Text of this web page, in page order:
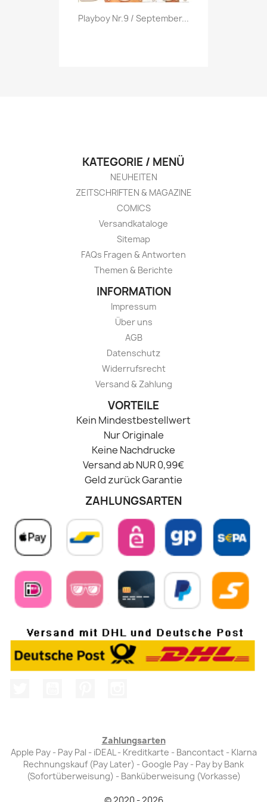
Vorschau
Playboy Nr.9 / September...
KATEGORIE / MENÜ
NEUHEITEN
ZEITSCHRIFTEN & MAGAZINE
COMICS
Versandkataloge
Sitemap
FAQs Fragen & Antworten
Themen & Berichte
INFORMATION
Impressum
Über uns
AGB
Datenschutz
Widerrufsrecht
Versand & Zahlung
VORTEILE
Kein Mindestbestellwert
Nur Originale
Keine Nachdrucke
Versand ab NUR 0,99€
Geld zurück Garantie
ZAHLUNGSARTEN
Zahlungsarten
Apple Pay - Pay Pal - iDEAL - Kreditkarte - Bancontact - Klarna
Rechnungskauf (Pay Later) - Google Pay - Pay by Bank
(Sofortüberweisung) - Banküberweisung (Vorkasse)